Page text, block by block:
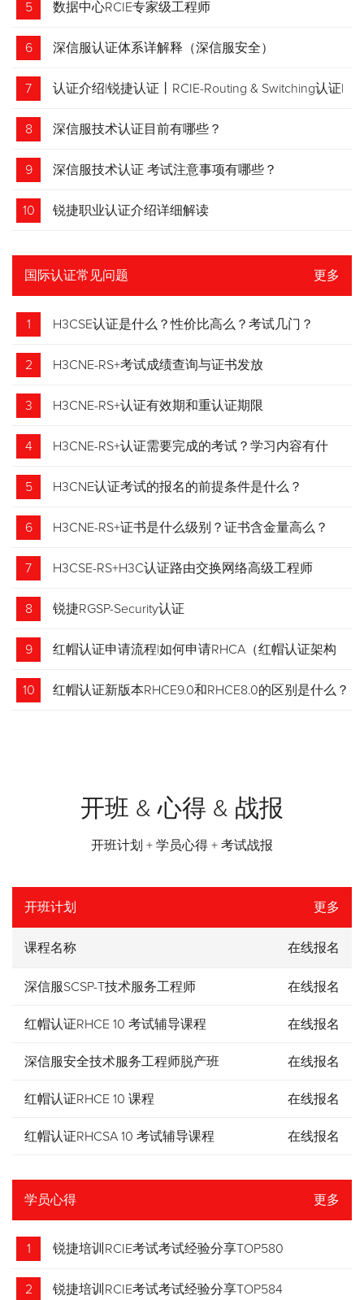
5 数据中心RCIE专家级工程师
6 深信服认证体系详解释（深信服安全）
7 认证介绍|锐捷认证丨RCIE-Routing & Switching认证|
专家级网络工程师
8 深信服技术认证目前有哪些？
9 深信服技术认证 考试注意事项有哪些？
10 锐捷职业认证介绍详细解读
国际认证常见问题 更多
1 H3CSE认证是什么？性价比高么？考试几门？
2 H3CNE-RS+考试成绩查询与证书发放
3 H3CNE-RS+认证有效期和重认证期限
4 H3CNE-RS+认证需要完成的考试？学习内容有什
么？
5 H3CNE认证考试的报名的前提条件是什么？
6 H3CNE-RS+证书是什么级别？证书含金量高么？
7 H3CSE-RS+H3C认证路由交换网络高级工程师
8 锐捷RGSP-Security认证
9 红帽认证申请流程|如何申请RHCA（红帽认证架构
师）证书？申请步骤请收藏！
10 红帽认证新版本RHCE9.0和RHCE8.0的区别是什么？
开班 & 心得 & 战报
开班计划 + 学员心得 + 考试战报
开班计划 更多
课程名称 在线报名
深信服SCSP-T技术服务工程师 在线报名
红帽认证RHCE 10 考试辅导课程 在线报名
深信服安全技术服务工程师脱产班 在线报名
红帽认证RHCE 10 课程 在线报名
红帽认证RHCSA 10 考试辅导课程 在线报名
学员心得 更多
1 锐捷培训RCIE考试考试经验分享TOP580
2 锐捷培训RCIE考试考试经验分享TOP584